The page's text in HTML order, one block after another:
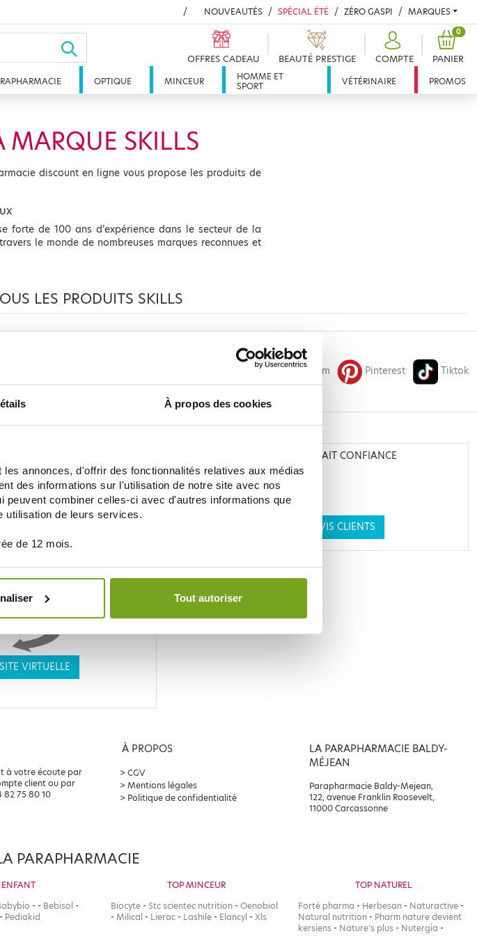
À propos des cookies
annonces, d'offrir des fonctionnalités relatives aux médias
des informations sur l'utilisation de notre site avec nos
combiner celles-ci avec d'autres informations que
utilisation de leurs services.
de 12 mois.
Tout autoriser
NOUVEAUTÉS SPÉCIAL ÉTÉ ZÉRO GASPI MARQUES
OFFRES CADEAU BEAUTÉ PRESTIGE COMPTE PANIER
0
OPTIQUE MINCEUR
HOMME ET
SPORT
VÉTÉRINAIRE PROMOS
MARQUE SKILLS
discount en ligne vous propose les produits de
forte de 100 ans d’expérience dans le secteur de la
le monde de nombreuses marques reconnues et
LES PRODUITS SKILLS
Instagram Pinterest Tiktok
LIGNE BALDY MÉJEAN
VIRTUELLE
ILS NOUS ONT FAIT CONFIANCE
VOIR LES AVIS CLIENTS
à votre écoute par
client ou par
75 80 10
À PROPOS
CGV
Mentions légales
Politique de confidentialité
LA PARAPHARMACIE BALDY-
MÉJEAN
Parapharmacie Baldy-Mejean,
122, avenue Franklin Roosevelt,
11000 Carcassonne
PARAPHARMACIE
- - Bebisol -
Pediakid
TOP MINCEUR
Biocyte -Stc scientec nutrition -Oenobiol
-Milical - Lierac - Lashile - Elancyl -Xls
TOP NATUREL
Forté pharma - Herbesan - Naturactive -
Natural nutrition - Pharm nature devient
kersiens - Nature's plus - Nutergia -